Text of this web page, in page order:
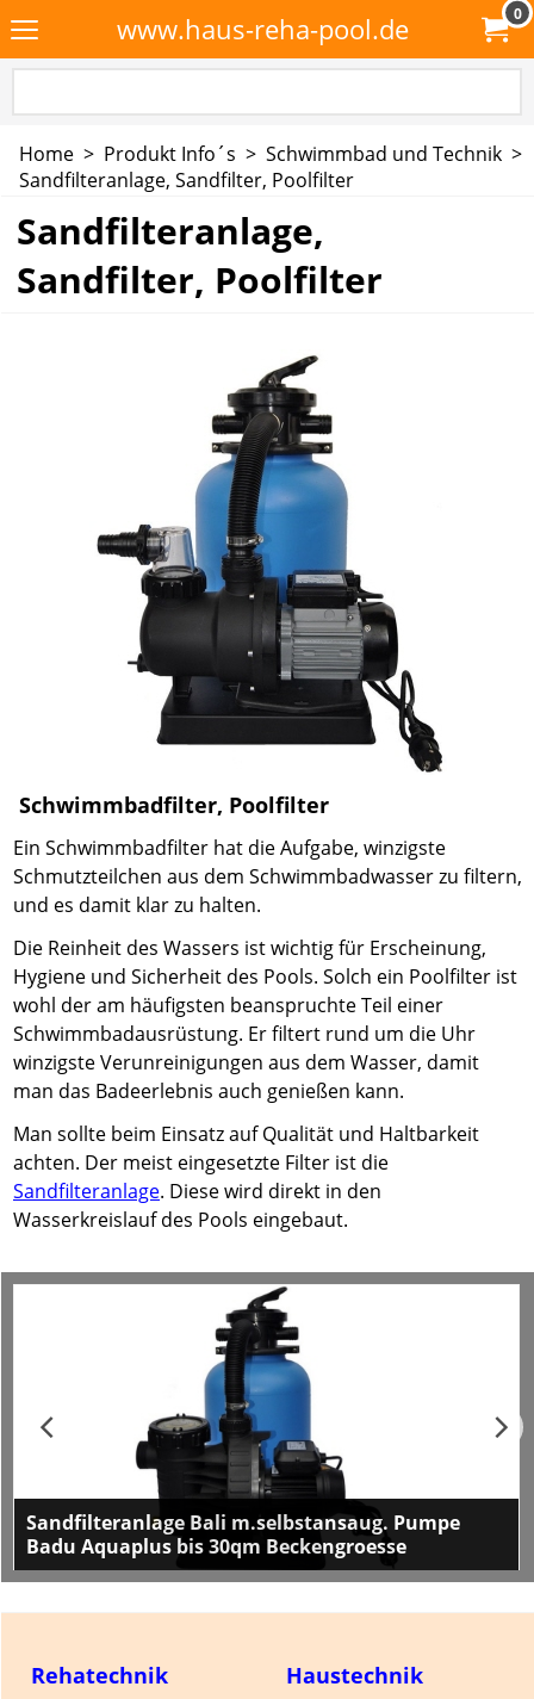
www.haus-reha-pool.de 0
Home > Produkt Info´s > Schwimmbad und Technik >
Sandfilteranlage, Sandfilter, Poolfilter
Sandfilteranlage,
Sandfilter, Poolfilter
Schwimmbadfilter, Poolfilter
Ein Schwimmbadfilter hat die Aufgabe, winzigste
Schmutzteilchen aus dem Schwimmbadwasser zu filtern,
und es damit klar zu halten.
Die Reinheit des Wassers ist wichtig für Erscheinung,
Hygiene und Sicherheit des Pools. Solch ein Poolfilter ist
wohl der am häufigsten beanspruchte Teil einer
Schwimmbadausrüstung. Er filtert rund um die Uhr
winzigste Verunreinigungen aus dem Wasser, damit
man das Badeerlebnis auch genießen kann.
Man sollte beim Einsatz auf Qualität und Haltbarkeit
achten. Der meist eingesetzte Filter ist die
Sandfilteranlage. Diese wird direkt in den
Wasserkreislauf des Pools eingebaut.
Sandfilteranlage Bali m.selbstansaug. Pumpe
Badu Aquaplus bis 30qm Beckengroesse
Filteranlage Bali
Haustechnik
Rehatechnik